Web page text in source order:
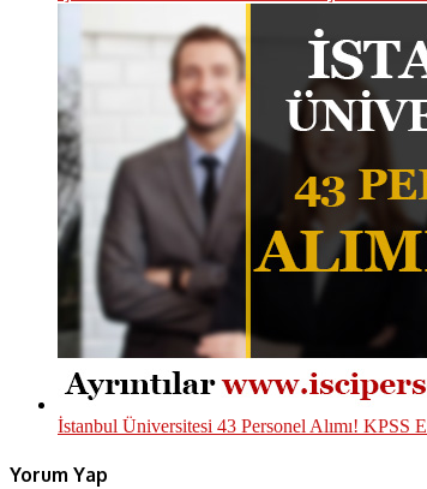
İstanbul Üniversitesi 43 Personel Alımı! KPSS
Yorum Yap